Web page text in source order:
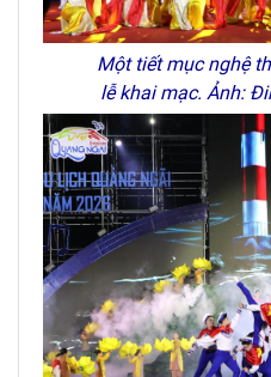
Một tiết mục nghệ
lễ khai mạc. Ảnh: